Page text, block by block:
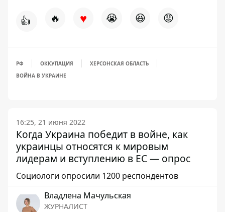
👍 🔥 ♥ 😭 😆 😡
РФ ОККУПАЦИЯ
ХЕРСОНСКАЯ ОБЛАСТЬ
ВОЙНА В УКРАИНЕ
16:25, 21 июня 2022
Когда Украина победит в войне, как
украинцы относятся к мировым
лидерам и вступлению в ЕС — опрос
Социологи опросили 1200 респондентов
Владлена Мачульская
ЖУРНАЛИСТ